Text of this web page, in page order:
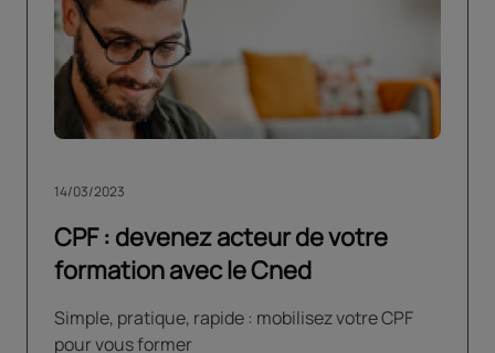
CPF : devenez acteur de votre
formation avec le Cned
14/03/2023
Simple, pratique, rapide : mobilisez votre CPF
pour vous former